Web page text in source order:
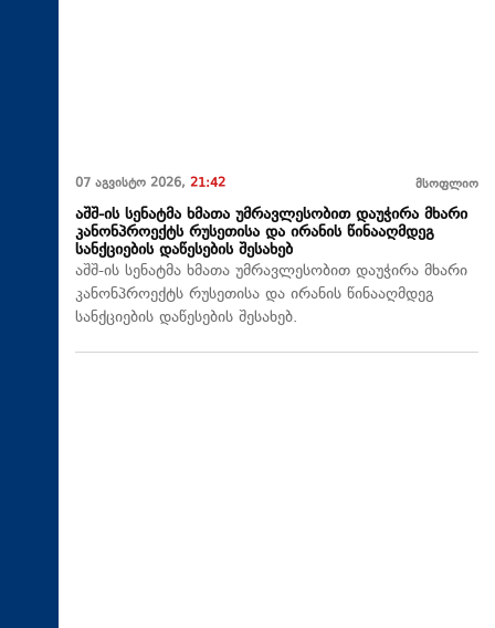
07 აგვისტო 2026, 21:42 მსოფლიო
აშშ-ის სენატმა ხმათა უმრავლესობით დაუჭირა მხარი
კანონპროექტს რუსეთისა და ირანის წინააღმდეგ
სანქციების დაწესების შესახებ
აშშ-ის სენატმა ხმათა უმრავლესობით დაუჭირა მხარი
კანონპროექტს რუსეთისა და ირანის წინააღმდეგ
სანქციების დაწესების შესახებ.